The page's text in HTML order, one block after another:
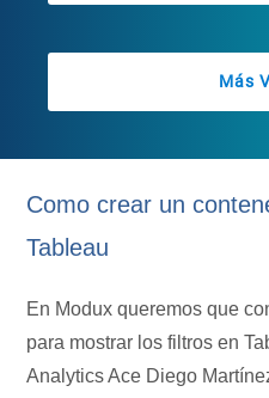
Más
Como crear un
Tableau
En Modux queremos que
para mostrar los filtros en
Analytics Ace Diego